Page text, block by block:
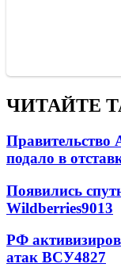
ЧИТАЙТЕ
Правительство
подало в
Появились
Wildberries9013
РФ
атак ВСУ4827